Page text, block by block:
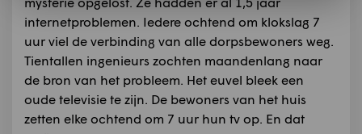
internetproblemen. Iedere ochtend om klokslag 7
uur viel de verbinding van alle dorpsbewoners weg.
Tientallen ingenieurs zochten maandenlang naar
de bron van het probleem. Het euvel bleek een
oude televisie te zijn. De bewoners van het huis
zetten elke ochtend om 7 uur hun tv op. En dat